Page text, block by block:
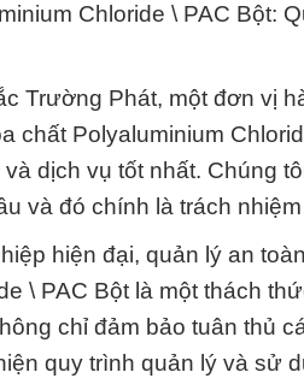
Chloride \ PAC Bột:
Trường Phát, một đơn vị
chất Polyaluminium
dịch vụ tốt nhất. Chúng
và đó chính là trách
hiện đại, quản lý an
\ PAC Bột là một thách
chỉ đảm bảo tuân thủ
quy trình quản lý và sử